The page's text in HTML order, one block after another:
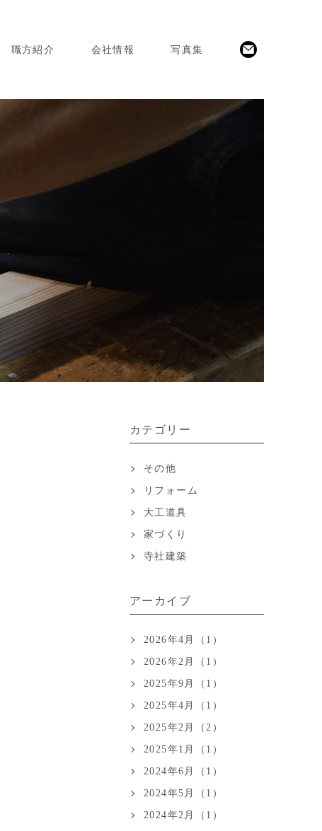
職方紹介 会社情報 写真集
カテゴリー
その他
リフォーム
大工道具
家づくり
寺社建築
アーカイブ
2026年4月（1）
2026年2月（1）
2025年9月（1）
2025年4月（1）
2025年2月（2）
2025年1月（1）
2024年6月（1）
2024年5月（1）
2024年2月（1）